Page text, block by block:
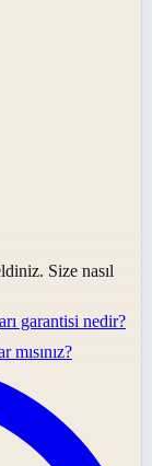
Size nasıl
garantisi nedir?
mısınız?